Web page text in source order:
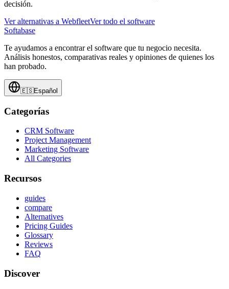
decisión.
Ver alternativas a WebfleetVer todo el software
Softabase
Te ayudamos a encontrar el software que tu negocio necesita.
Análisis honestos, comparativas reales y opiniones de quienes los
han probado.
🇪🇸Español
Categorías
CRM Software
Project Management
Marketing Software
All Categories
Recursos
guides
compare
Alternatives
Pricing Guides
Glossary
Reviews
FAQ
Discover